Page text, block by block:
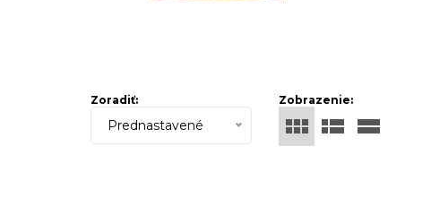
Zobrazenie:
Zoradiť:
Prednastavené